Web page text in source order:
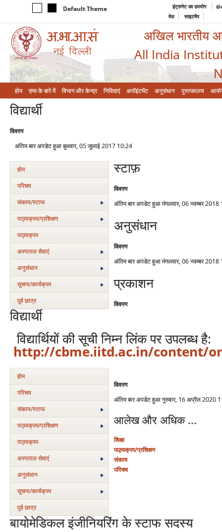
Default Theme इंट्रानेट का उपयोग
मेल
साइटमैप
अखिल भारतीय
All India
होम एम्‍स के बारे में विभाग और केन्‍द्र निविदाएं अपॉइंटमेंट अनुसंधान पुस्तकालय
विद्यार्थी
विवरण
अंतिम बार अपडेट हुआ बुधवार, 05 जुलाई 2017 10:24
होम
परिचय
संकाय/स्‍टाफ
पाठ्यक्रम/प्रशिक्षण
पाठ्यक्रम
अस्‍पताल सेवाएं
अनुसंधान
सूचना/कार्यक्रम
पूर्व छात्र
विद्यार्थी
विद्यार्थियों की सूची निम्न लिंक पर उपलब्ध है:
http://cbme.iitd.ac.in/content/
स्टाफ़
विवरण
अंतिम बार अपडेट हुआ मंगलवार, 06 नवम्बर 2018
होम
परिचय
संकाय/स्‍टाफ
पाठ्यक्रम/प्रशिक्षण
पाठ्यक्रम
अस्‍पताल सेवाएं
अनुसंधान
सूचना/कार्यक्रम
पूर्व छात्र
बायोमेडिकल इंजीनियरिंग के स्टाफ सदस्य
अनुसंधान
विवरण
अंतिम बार अपडेट हुआ मंगलवार, 06 नवम्बर 2018
प्रकाशन
विवरण
विवरण
अंतिम बार अपडेट हुआ गुरुवार, 16 अप्रैल 2020
आलेख और अधिक ...
शिक्षा
पाठ्यक्रम/प्रशिक्षण
संकाय
परिचय